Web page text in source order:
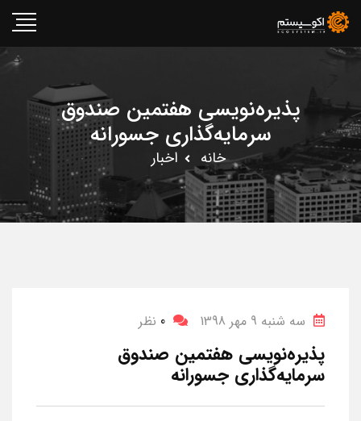
پذیره‌نویسی هفتمین صندوق
سرمایه‌گذاری جسورانه
خانه اخبار
سه شنبه 9 مهر 1398 0 نظر
پذیره‌نویسی هفتمین صندوق
سرمایه‌گذاری جسورانه